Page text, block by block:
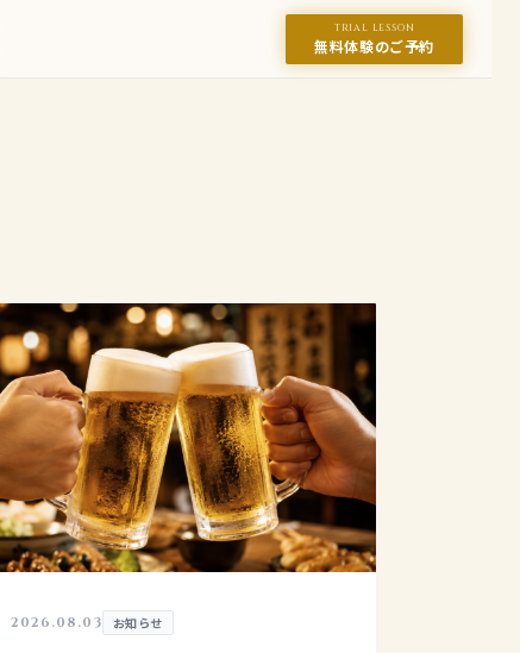
TRIAL LESSON
無料体験のご予約
2026.08.03 お知らせ